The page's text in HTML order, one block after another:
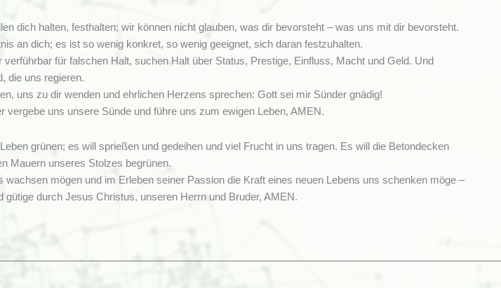
dich halten, festhalten; wir können nicht glauben, was dir bevorsteht – was uns mit dir bevorsteht.
an dich; es ist so wenig konkret, so wenig geeignet, sich daran festzuhalten.
für falschen Halt, suchen Halt über Status, Prestige, Einfluss, Macht und Geld. Und
die uns regieren.
uns zu dir wenden und ehrlichen Herzens sprechen: Gott sei mir Sünder gnädig!
vergebe uns unsere Sünde und führe uns zum ewigen Leben, AMEN.
grünen; es will sprießen und gedeihen und viel Frucht in uns tragen. Es will die Betondecken
Mauern unseres Stolzes begrünen.
mögen und im Erleben seiner Passion die Kraft eines neuen Lebens uns schenken möge –
durch Jesus Christus, unseren Herrn und Bruder, AMEN.